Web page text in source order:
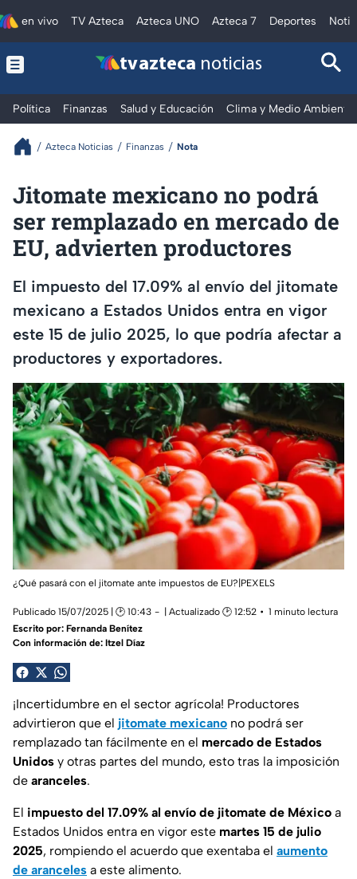
en vivo TV Azteca Azteca UNO Azteca 7 Deportes
tv azteca noticias
Política Finanzas Salud y Educación Clima y Medio Ambiente
Azteca Noticias Finanzas Nota
Jitomate mexicano no podrá
ser remplazado en mercado de
EU, advierten productores
El impuesto del 17.09% al envío del jitomate
mexicano a Estados Unidos entra en vigor
este 15 de julio 2025, lo que podría afectar a
productores y exportadores.
¿Qué pasará con el jitomate ante impuestos de EU?|PEXELS
Publicado 15/07/2025 | 🕑 10:43 | Actualizado 🕑 12:52
1 minuto lectura
Escrito por: Fernanda Benítez
Con información de: Itzel Díaz
¡Incertidumbre en el sector agrícola! Productores
advirtieron que el jitomate mexicano no podrá ser
remplazado tan fácilmente en el mercado de Estados
Unidos y otras partes del mundo, esto tras la imposición
de aranceles.
El impuesto del 17.09% al envío de jitomate de México a
Estados Unidos entra en vigor este martes 15 de julio
2025, rompiendo el acuerdo que exentaba el aumento
de aranceles a este alimento.